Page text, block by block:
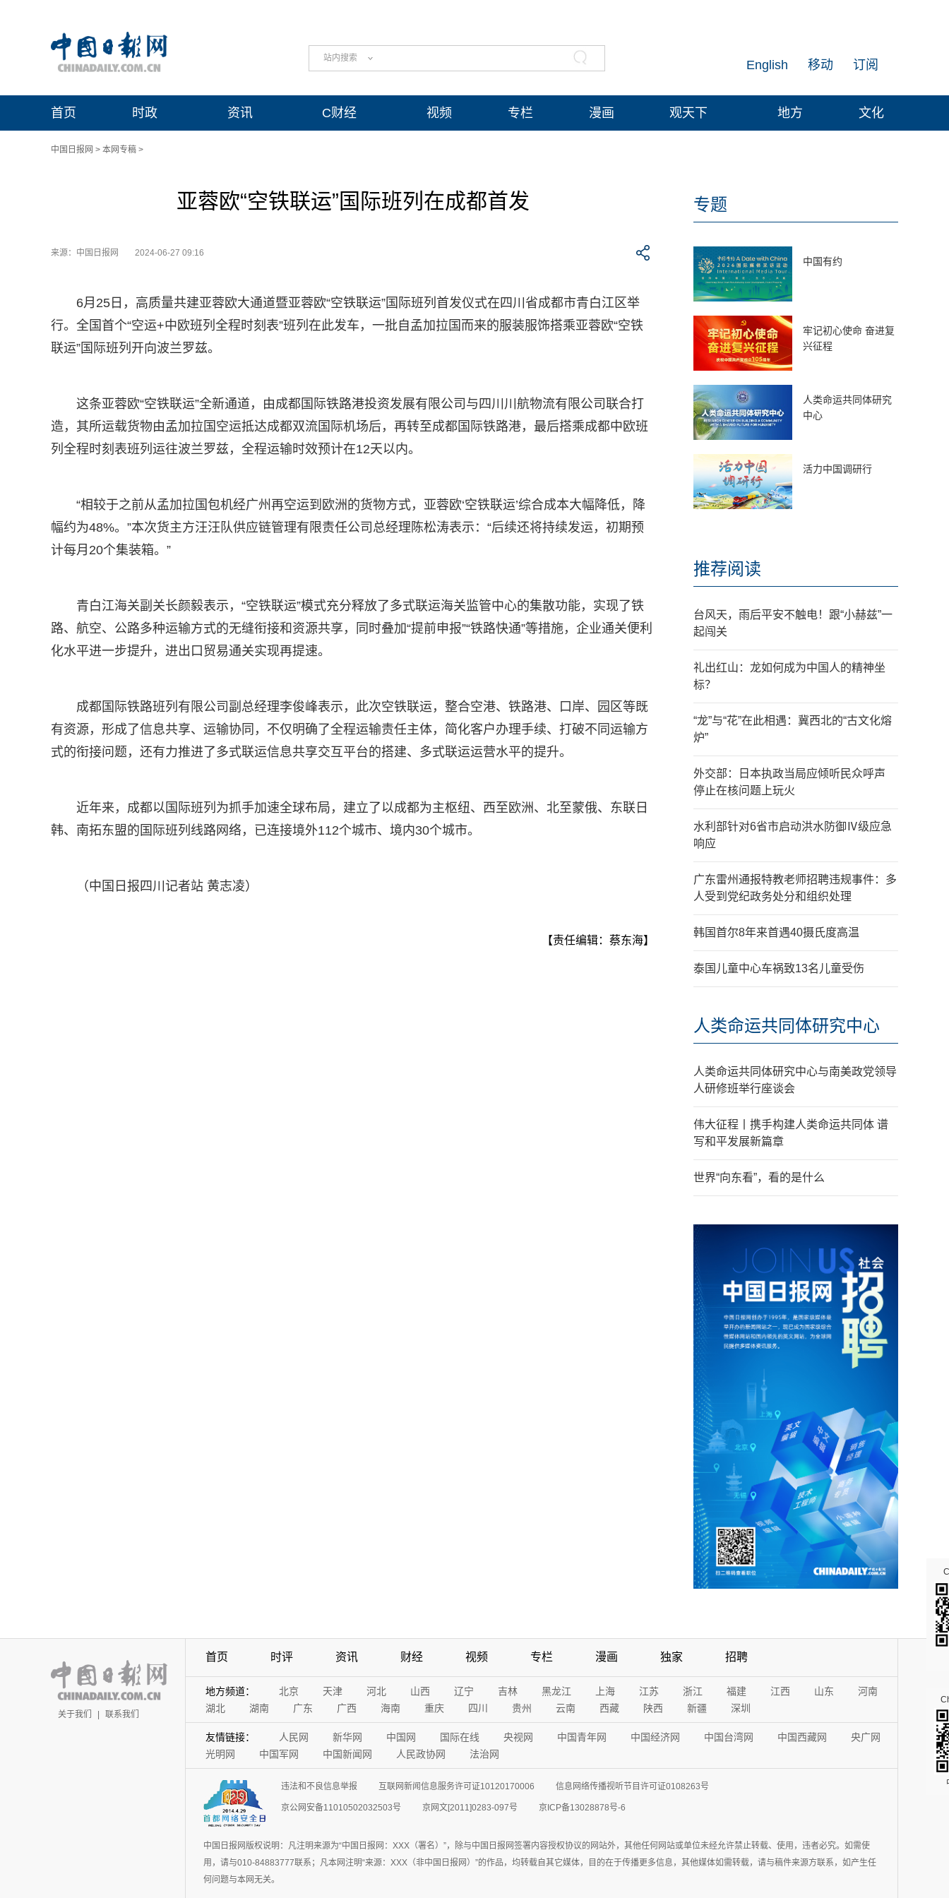
站内搜索 订阅
移动
English
首页 时政 资讯 C财经 视频 专栏 漫画 观天下 地方 文化
中国日报网 > 本网专稿 >
亚蓉欧“空铁联运”国际班列在成都首发
来源：中国日报网 2024-06-27 09:16
6月25日，高质量共建亚蓉欧大通道暨亚蓉欧“空铁联运”国际班列首发仪式在四川省成都市青白江区举
行。全国首个“空运+中欧班列全程时刻表”班列在此发车，一批自孟加拉国而来的服装服饰搭乘亚蓉欧“空铁
联运”国际班列开向波兰罗兹。
这条亚蓉欧“空铁联运”全新通道，由成都国际铁路港投资发展有限公司与四川川航物流有限公司联合打
造，其所运载货物由孟加拉国空运抵达成都双流国际机场后，再转至成都国际铁路港，最后搭乘成都中欧班
列全程时刻表班列运往波兰罗兹，全程运输时效预计在12天以内。
“相较于之前从孟加拉国包机经广州再空运到欧洲的货物方式，亚蓉欧‘空铁联运’综合成本大幅降低，降
幅约为48%。”本次货主方汪汪队供应链管理有限责任公司总经理陈松涛表示：“后续还将持续发运，初期预
计每月20个集装箱。”
青白江海关副关长颜毅表示，“空铁联运”模式充分释放了多式联运海关监管中心的集散功能，实现了铁
路、航空、公路多种运输方式的无缝衔接和资源共享，同时叠加“提前申报”“铁路快通”等措施，企业通关便利
化水平进一步提升，进出口贸易通关实现再提速。
成都国际铁路班列有限公司副总经理李俊峰表示，此次空铁联运，整合空港、铁路港、口岸、园区等既
有资源，形成了信息共享、运输协同，不仅明确了全程运输责任主体，简化客户办理手续、打破不同运输方
式的衔接问题，还有力推进了多式联运信息共享交互平台的搭建、多式联运运营水平的提升。
近年来，成都以国际班列为抓手加速全球布局，建立了以成都为主枢纽、西至欧洲、北至蒙俄、东联日
韩、南拓东盟的国际班列线路网络，已连接境外112个城市、境内30个城市。
（中国日报四川记者站 黄志凌）
【责任编辑：蔡东海】
专题
中国有约
牢记初心使命 奋进复
兴征程
人类命运共同体研究
中心
活力中国调研行
推荐阅读
台风天，雨后平安不触电！跟“小赫兹”一
起闯关
礼出红山：龙如何成为中国人的精神坐
标？
“龙”与“花”在此相遇：冀西北的“古文化熔
炉”
外交部：日本执政当局应倾听民众呼声
停止在核问题上玩火
水利部针对6省市启动洪水防御Ⅳ级应急
响应
广东雷州通报特教老师招聘违规事件：多
人受到党纪政务处分和组织处理
韩国首尔8年来首遇40摄氏度高温
泰国儿童中心车祸致13名儿童受伤
人类命运共同体研究中心
人类命运共同体研究中心与南美政党领导
人研修班举行座谈会
伟大征程丨携手构建人类命运共同体 谱
写和平发展新篇章
世界“向东看”，看的是什么
关于我们 | 联系我们
首页 时评 资讯 财经 视频 专栏 漫画 独家 招聘
地方频道： 北京 天津 河北 山西 辽宁 吉林 黑龙江 上海 江苏 浙江 福建 江西 山东
河南
湖北
湖南 广东 广西 海南 重庆 四川 贵州 云南 西藏 陕西 新疆 深圳
友情链接： 人民网 新华网 中国网 国际在线 央视网 中国青年网 中国经济网 中国台湾网 中国西藏网
央广网
光明网
中国军网 中国新闻网 人民政协网 法治网
违法和不良信息举报 互联网新闻信息服务许可证10120170006 信息网络传播视听节目许可证0108263号
京公网安备11010502032503号 京网文[2011]0283-097号 京ICP备13028878号-6
中国日报网版权说明：凡注明来源为“中国日报网：XXX（署名）”，除与中国日报网签署内容授权协议的网站外，其他任何网站或单位未经允许禁止转载、使用，违者必究。如需使
用，请与010-84883777联系；凡本网注明“来源：XXX（非中国日报网）”的作品，均转载自其它媒体，目的在于传播更多信息，其他媒体如需转载，请与稿件来源方联系，如产生任
何问题与本网无关。